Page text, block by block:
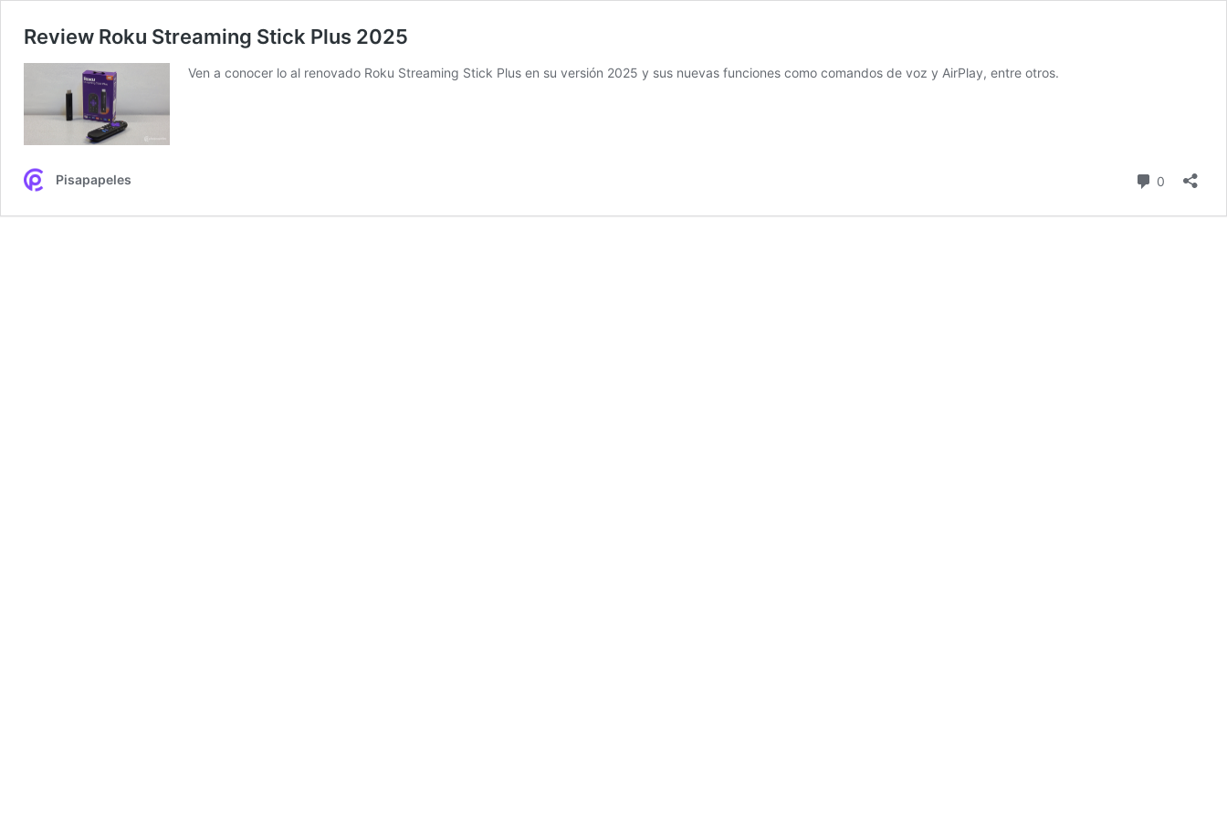
Review Roku Streaming Stick Plus 2025
Ven a conocer lo al renovado Roku Streaming Stick Plus en su versión 2025 y sus nuevas funciones como comandos de voz y AirPlay, entre otros.
Pisapapeles 0